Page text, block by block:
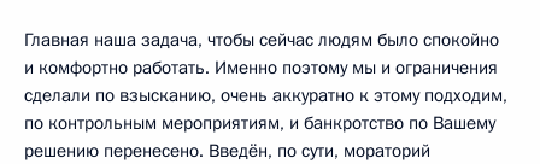
Главная наша задача, чтобы сейчас людям было спокойно
и комфортно работать. Именно поэтому мы и ограничения
сделали по взысканию, очень аккуратно к этому подходим,
по контрольным мероприятиям, и банкротство по Вашему
решению перенесено. Введён, по сути, мораторий